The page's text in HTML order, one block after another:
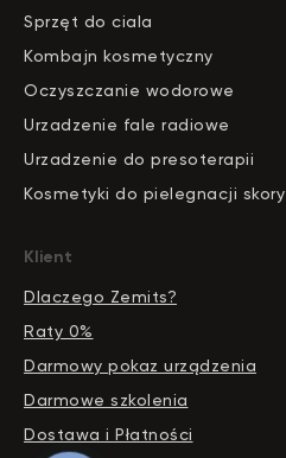
Sprzęt do ciala
Kombajn kosmetyczny
Oczyszczanie wodorowe
Urzadzenie fale radiowe
Urzadzenie do presoterapii
Kosmetyki do pielegnacji skory
Klient
Dlaczego Zemits?
Raty 0%
Darmowy pokaz urządzenia
Darmowe szkolenia
Dostawa i Płatności